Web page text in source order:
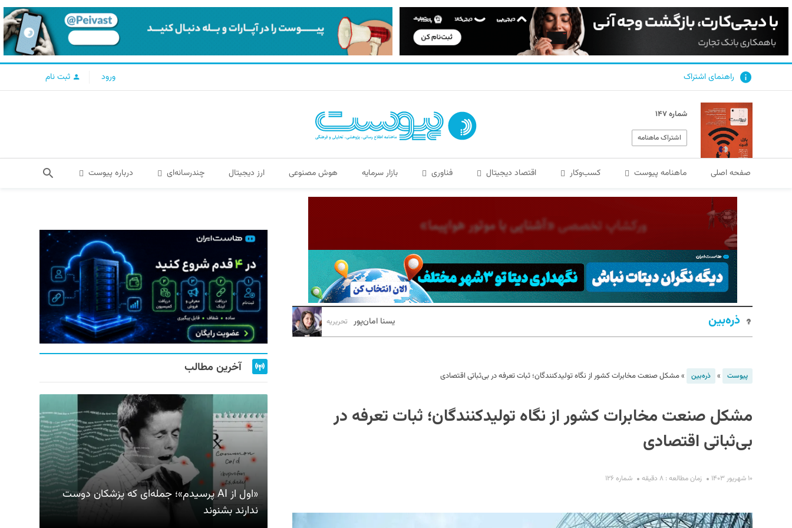
راهنمای اشتراک ورود ثبت نام
شماره ۱۴۷
اشتراک ماهنامه
صفحه اصلی ماهنامه پیوست کسب‌و‌کار اقتصاد دیجیتال فناوری بازار سرمایه هوش مصنوعی ارز دیجیتال چندرسانه‌ای درباره پیوست
ذره‌بین یسنا امان‌پور تحریریه
پیوست » ذره‌بین »مشکل صنعت مخابرات کشور از نگاه تولیدکنندگان؛‌ ثبات تعرفه در بی‌ثباتی اقتصادی
مشکل صنعت مخابرات کشور از نگاه تولیدکنندگان؛‌ ثبات تعرفه در
بی‌ثباتی اقتصادی
۱۰ شهریور ۱۴۰۳ زمان مطالعه : ۸ دقیقه شماره ۱۲۶
آخرین مطالب
«اول از AI پرسیدم»؛ جمله‌ای که پزشکان دوست
ندارند بشنوند